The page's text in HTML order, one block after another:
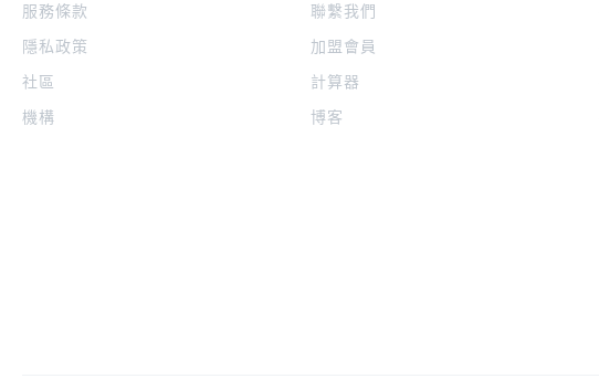
服務條款
隱私政策
社區
機構
聯繫我們
加盟會員
計算器
博客